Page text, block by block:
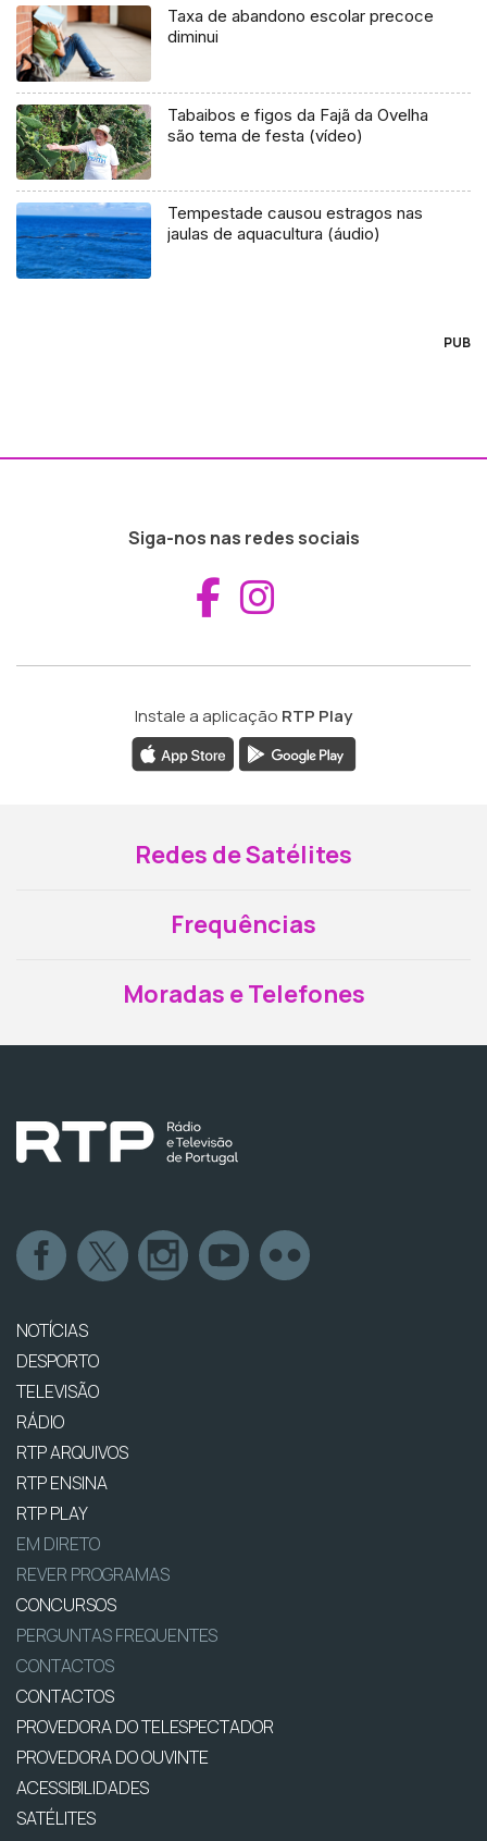
Taxa de abandono escolar precoce
diminui
Tabaibos e figos da Fajã da Ovelha
são tema de festa (vídeo)
Tempestade causou estragos nas
jaulas de aquacultura (áudio)
PUB
Siga-nos nas redes sociais
Aceder ao
Instale a aplicação RTP Play
Redes de Satélites
Frequências
Moradas e Telefones
NOTÍCIAS
DESPORTO
TELEVISÃO
RÁDIO
RTP ARQUIVOS
RTP ENSINA
RTP PLAY
EM DIRETO
REVER PROGRAMAS
CONCURSOS
PERGUNTAS FREQUENTES
CONTACTOS
CONTACTOS
PROVEDORA DO TELESPECTADOR
PROVEDORA DO OUVINTE
ACESSIBILIDADES
SATÉLITES